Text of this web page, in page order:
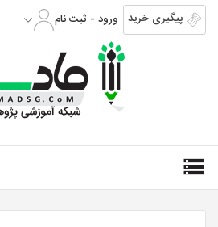
پیگیری خرید ورود - ثبت نام